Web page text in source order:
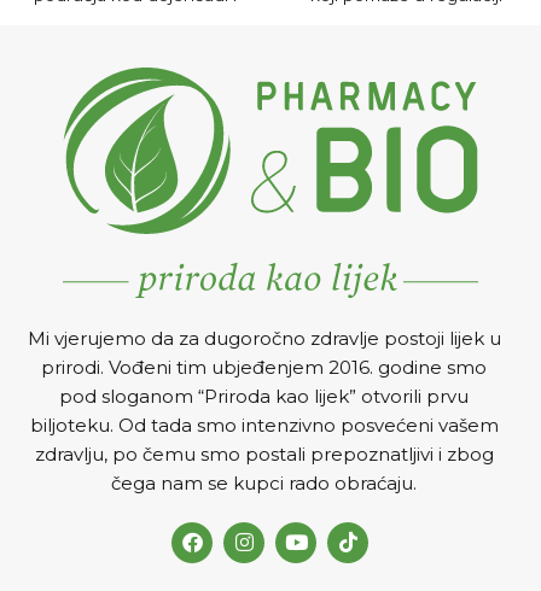
Mi vjerujemo da za dugoročno zdravlje postoji lijek u
prirodi. Vođeni tim ubjeđenjem 2016. godine smo
pod sloganom “Priroda kao lijek” otvorili prvu
biljoteku. Od tada smo intenzivno posvećeni vašem
zdravlju, po čemu smo postali prepoznatljivi i zbog
čega nam se kupci rado obraćaju.